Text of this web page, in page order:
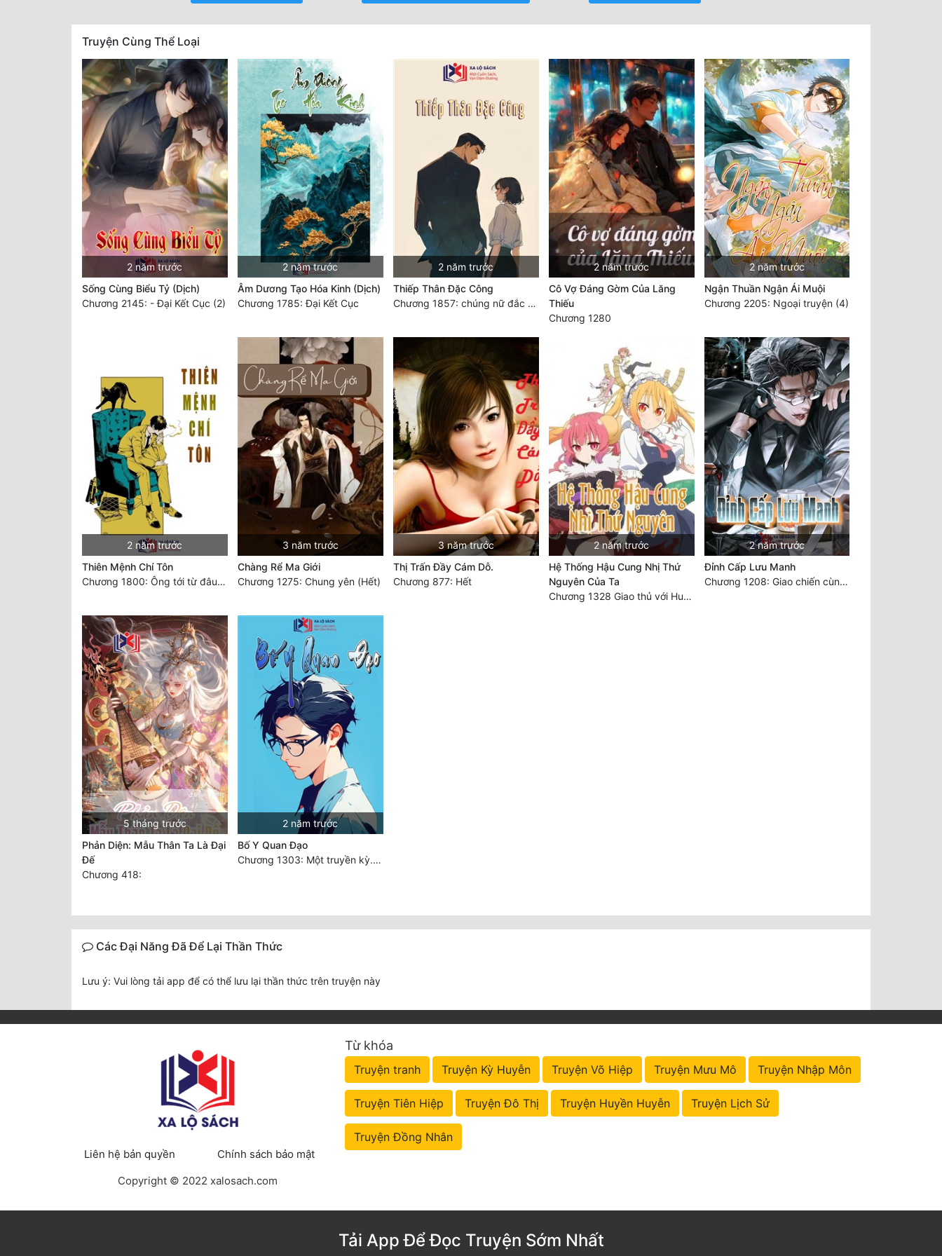
Truyện Cùng Thể Loại
2 năm trước
Sống Cùng Biểu Tỷ (Dịch)
Chương 2145: - Đại Kết Cục (2)
2 năm trước
Âm Dương Tạo Hóa Kinh (Dịch)
Chương 1785: Đại Kết Cục
2 năm trước
Thiếp Thân Đặc Công
Chương 1857: chúng nữ đắc ý tụ tập: sống hay chết
2 năm trước
Cô Vợ Đáng Gờm Của Lăng
Thiếu
Chương 1280
2 năm trước
Ngận Thuần Ngận Ái Muội
Chương 2205: Ngoại truyện (4)
2 năm trước
Thiên Mệnh Chí Tôn
Chương 1800: Ông tới từ đâu thế
3 năm trước
Chàng Rể Ma Giới
Chương 1275: Chung yên (Hết)
3 năm trước
Thị Trấn Đầy Cám Dỗ.
Chương 877: Hết
2 năm trước
Hệ Thống Hậu Cung Nhị Thứ
Nguyên Của Ta
Chương 1328 Giao thủ với Hung Thú
2 năm trước
Đỉnh Cấp Lưu Manh
Chương 1208: Giao chiến cùng tiên nữ
5 tháng trước
Phản Diện: Mẫu Thân Ta Là Đại
Đế
Chương 418:
2 năm trước
Bố Y Quan Đạo
Chương 1303: Một truyền kỳ. HẾT
Các Đại Năng Đã Để Lại Thần Thức
Lưu ý: Vui lòng tải app để có thể lưu lại thần thức trên truyện này
Liên hệ bản quyền
Chính sách bảo mật
Copyright © 2022 xalosach.com
Từ khóa
Truyện tranh Truyện Kỳ Huyễn Truyện Võ Hiệp Truyện Mưu Mô Truyện Nhập Môn
Truyện Tiên Hiệp Truyện Đô Thị Truyện Huyền Huyễn Truyện Lịch Sử
Truyện Đồng Nhân
Tải App Để Đọc Truyện Sớm Nhất